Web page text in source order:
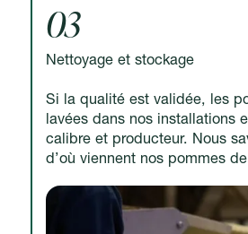
03
Nettoyage et stockage
Si la qualité est validée, les
lavées dans nos installations
calibre et producteur. Nous
d’où viennent nos pommes